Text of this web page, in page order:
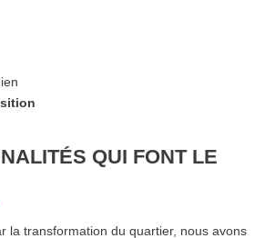
QUI FONT LE
la transformation du quartier, nous avons